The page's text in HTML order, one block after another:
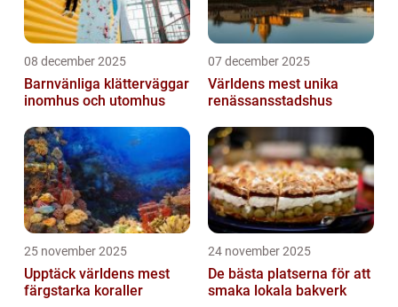
08 december 2025
Barnvänliga klätterväggar
inomhus och utomhus
07 december 2025
Världens mest unika
renässansstadshus
25 november 2025
Upptäck världens mest
färgstarka koraller
24 november 2025
De bästa platserna för att
smaka lokala bakverk